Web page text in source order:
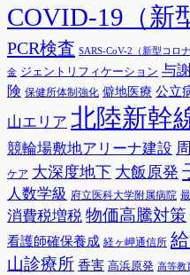
ブ
COVID-19（新
PCR検査 SARS-CoV-2（新型コロ
金 ジェントリフィケーション 与
険 保健所体制強化 僻地医療 公立
山エリア 北陸新幹
競輪場敷地アリーナ建設
ケア 大深度地下 大飯原発
人数学級 府立医科大学附属病院
消費税増税 物価高騰対策
看護師確保養成 経ヶ岬通信所
山診療所 香害 高浜原発 高等教